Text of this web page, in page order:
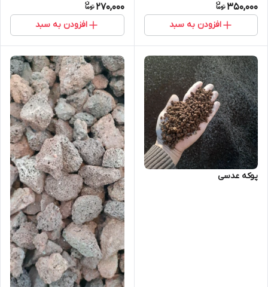
350,000
افزودن به سبد
270,000
افزودن به سبد
پوکه عدسی